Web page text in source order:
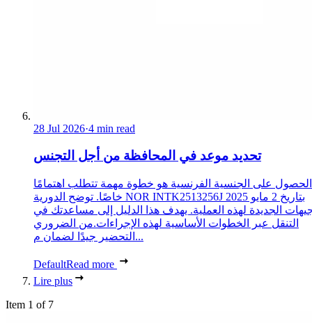
28 Jul 2026·4 min read
تحديد موعد في المحافظة من أجل التجنس
الحصول على الجنسية الفرنسية هو خطوة مهمة تتطلب اهتمامًا
خاصًا. توضح الدورية NOR INTK2513256J بتاريخ 2 مايو 2025
الجديدة لهذه العملية. يهدف هذا الدليل إلى مساعدتك في
التنقل عبر الخطوات الأساسية لهذه الإجراءات.من الضروري
التحضير جيدًا لضمان م...
DefaultRead more
Lire plus
Item 1 of 7